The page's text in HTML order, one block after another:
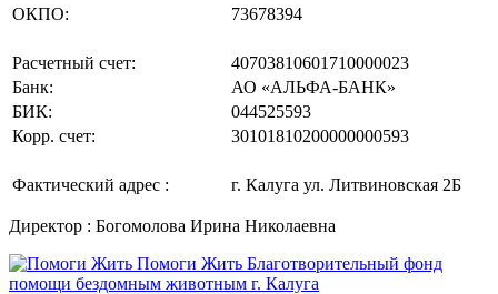
ОКПО:
73678394
Расчетный счет:
40703810601710000023
Банк:
АО «АЛЬФА-БАНК»
БИК:
044525593
Корр. счет:
30101810200000000593
Фактический адрес : г. Калуга ул. Литвиновская 2Б
Директор : Богомолова Ирина Николаевна
Помоги Жить Благотворительный фонд
помощи бездомным животным г. Калуга